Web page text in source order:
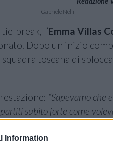
Information
Gabriele Nelli
break, l’Emma Villas
Dopo un inizio
toscana di
“Sapevamo che
subito forte come
siamo rimasti
contenti. Forse non